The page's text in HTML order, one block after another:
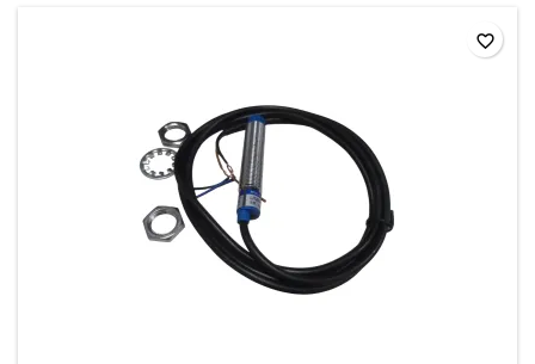
favorite_border